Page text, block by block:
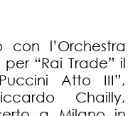
con l’Orchestra
“Rai Trade” il
Atto III”,
Chailly,